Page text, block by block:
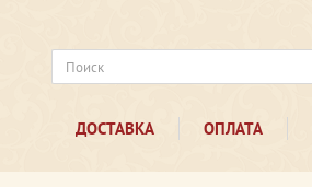
ДОСТАВКА ОПЛАТА